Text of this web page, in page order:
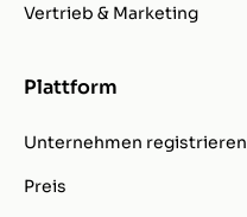
Vertrieb & Marketing
Plattform
Unternehmen registrieren
Preis